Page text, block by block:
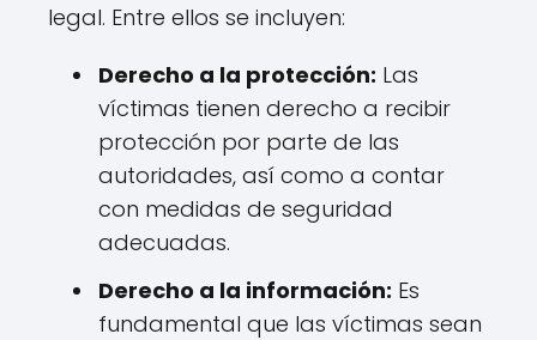
legal. Entre ellos se incluyen:
Derecho a la protección: Las
víctimas tienen derecho a recibir
protección por parte de las
autoridades, así como a contar
con medidas de seguridad
adecuadas.
Derecho a la información: Es
fundamental que las víctimas sean